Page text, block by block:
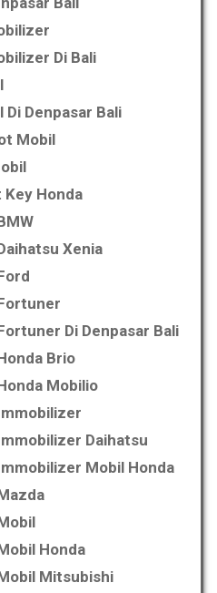
Di Bali
Denpasar Bali
Mobil
Key Honda
Xenia
Di Denpasar Bali
Brio
Mobilio
Daihatsu
Mobil Honda
Honda
Mitsubishi